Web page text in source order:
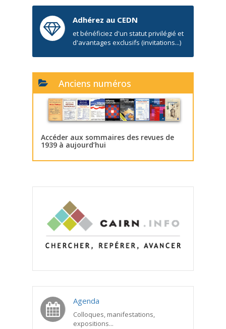
Adhérez au CEDN
et bénéficiez d'un statut privilégié et
d'avantages exclusifs (invitations...)
Anciens numéros
Accéder aux sommaires des revues de
1939 à aujourd’hui
Agenda
Colloques, manifestations,
expositions...